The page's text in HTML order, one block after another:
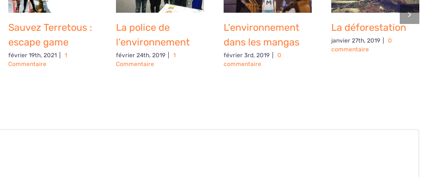
Sauvez Terretous :
escape game
février 19th, 2021
1
Commentaire
La police de
l’environnement
février 24th, 2019
1
Commentaire
L’environnement
dans les mangas
février 3rd, 2019
0
commentaire
La déforestation
janvier 27th, 2019
0
commentaire